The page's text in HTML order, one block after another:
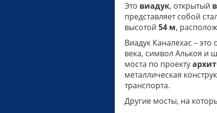
Это виадук, открытый
представляет собой
высотой 54 м,
Виадук Каналехас –
века, символ Алькоя и
моста по проекту
металлическая
транспорта.
Другие мосты, на